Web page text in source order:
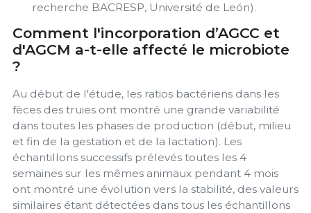
recherche BACRESP, Université de León).
Comment l'incorporation d’AGCC et
d'AGCM a-t-elle affecté le microbiote
?
Au début de l'étude, les ratios bactériens dans les
fèces des truies ont montré une grande variabilité
dans toutes les phases de production (début, milieu
et fin de la gestation et de la lactation). Les
échantillons successifs prélevés toutes les 4
semaines sur les mêmes animaux pendant 4 mois
ont montré une évolution vers la stabilité, des valeurs
similaires étant détectées dans tous les échantillons